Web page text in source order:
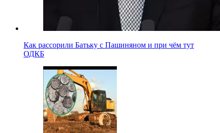
Как рассорили Батьку с Пашиняном и при чём тут
ОДКБ